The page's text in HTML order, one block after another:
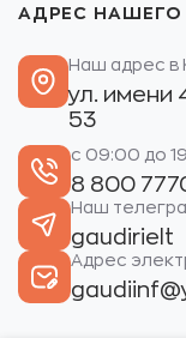
АДРЕС НАШЕГО
Наш адрес в
ул. имени
53
с 09:00 до
8 800
Наш
gaudirielt
Адрес